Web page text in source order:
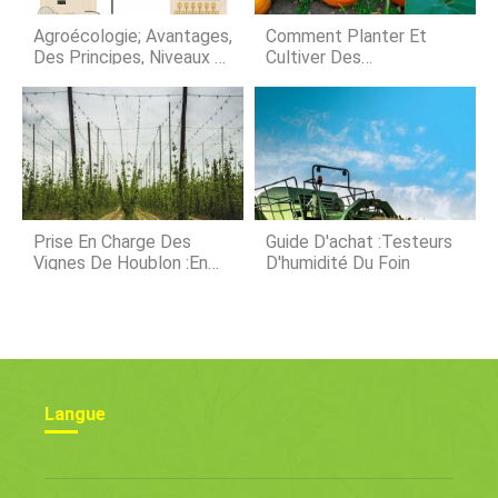
camarades de classe à cause doù
elle venait. Lenfant dun diplomate
dun pays du « tiers-
Agroécologie; Avantages,
Des Principes, Niveaux Et
Comment Planter Et
Cultiver Des
Prise En Charge Des
Vignes De Houblon :en
Guide D'achat :testeurs
D'humidité Du Foin
Langue